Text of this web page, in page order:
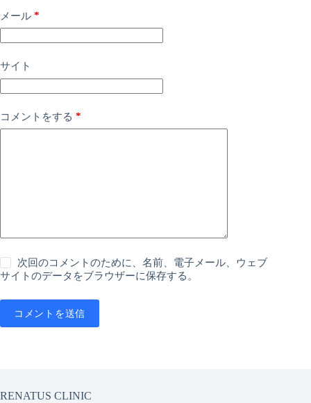
メール *
サイト
コメントをする *
次回のコメントのために、名前、電子メール、ウェブ
サイトのデータをブラウザーに保存する。
コメントを送信
RENATUS CLINIC